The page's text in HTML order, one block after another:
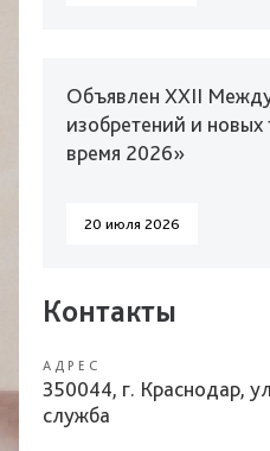
Объявлен XXII
изобретений и
время 2026»
20 июля 2026
Контакты
АДРЕС
350044, г. Краснодар,
служба